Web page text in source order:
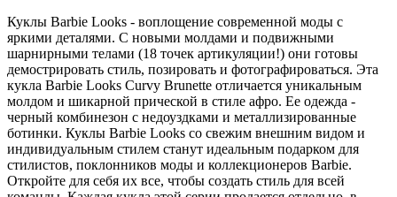
Куклы Barbie Looks - воплощение современной моды с
яркими деталями. С новыми молдами и подвижными
шарнирными телами (18 точек артикуляции!) они готовы
демострировать стиль, позировать и фотографироваться. Эта
кукла Barbie Looks Curvy Brunette отличается уникальным
молдом и шикарной прической в ​​стиле афро. Ее одежда -
черный комбинезон с недоуздками и металлизированные
ботинки. Куклы Barbie Looks со свежим внешним видом и
индивидуальным стилем станут идеальным подарком для
стилистов, поклонников моды и коллекционеров Barbie.
Откройте для себя их все, чтобы создать стиль для всей